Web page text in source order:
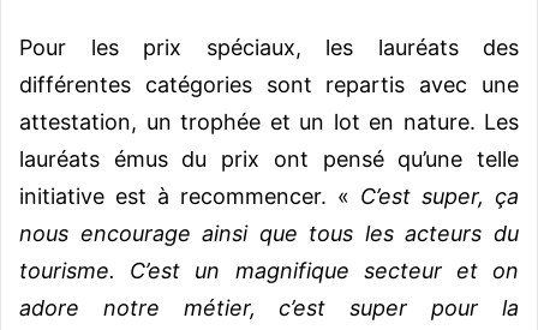
Pour les prix spéciaux, les lauréats des
différentes catégories sont repartis avec une
attestation, un trophée et un lot en nature. Les
lauréats émus du prix ont pensé qu’une telle
initiative est à recommencer. « C’est super, ça
nous encourage ainsi que tous les acteurs du
tourisme. C’est un magnifique secteur et on
adore notre métier, c’est super pour la